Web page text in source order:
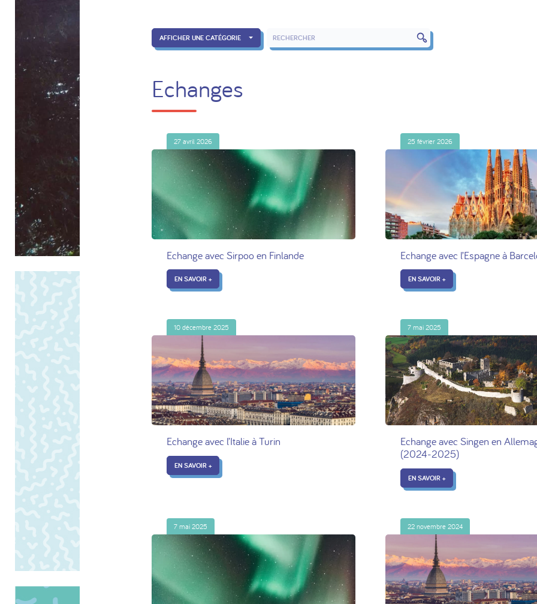
AFFICHER UNE CATÉGORIE RECHERCHER DANS LES ARTICLES
Echanges
27 avril 2026
Echange avec Sirpoo en Finlande
EN SAVOIR +
25 février 2026
Echange avec l’Espagne à
EN SAVOIR +
10 décembre 2025
Echange avec l’Italie à Turin
EN SAVOIR +
7 mai 2025
Echange avec Singen en
(2024-2025)
EN SAVOIR +
7 mai 2025 22 novembre 2024